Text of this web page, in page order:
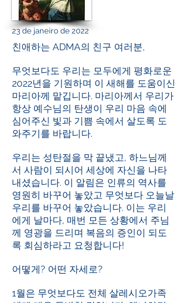
23 de janeiro de 2022
친애하는 ADMA의 친구 여러분,
무엇보다도 우리는 모두에게 평화로운
2022년을 기원하며 이 새해를 도움이신
마리아께 맡깁니다. 마리아께서 우리가
항상 예수님의 탄생이 우리 마음 속에
심어주신 빛과 기쁨 속에서 살도록 도
와주기를 바랍니다.
우리는 성탄절을 막 끝냈고, 하느님께
서 사람이 되시어 세상에 자신을 나타
내셨습니다. 이 알림은 인류의 역사를
영원히 바꾸어 놓았고 무엇보다 오늘날
우리를 바꾸어 놓았습니다. 이는 우리
에게 날마다, 매번 모든 상황에서 주님
께 영광을 드리며 복음의 증인이 되도
록 회심하라고 요청합니다!
어떻게? 어떤 자세로?
1월은 무엇보다도 전체 살레시오가족